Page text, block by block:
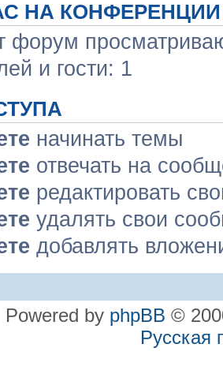
НА КОНФЕРЕНЦИИ
форум
и гости: 1
начинать темы
отвечать на
редактировать
удалять свои
добавлять
Powered by phpBB ©
Русская